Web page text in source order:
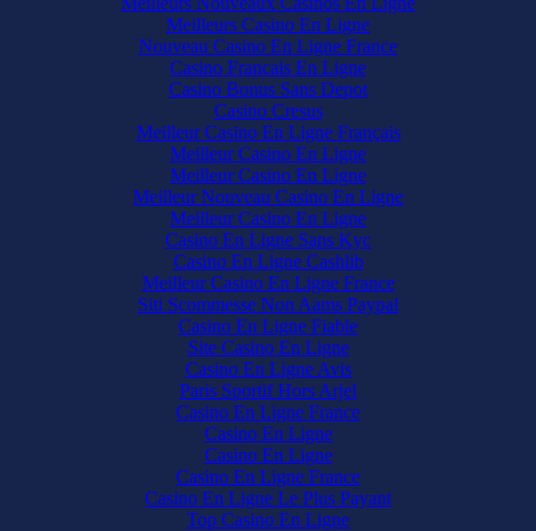
Meilleurs Casino En Ligne
Nouveau Casino En Ligne France
Casino Francais En Ligne
Casino Bonus Sans Depot
Casino Cresus
Meilleur Casino En Ligne Français
Meilleur Casino En Ligne
Meilleur Casino En Ligne
Meilleur Nouveau Casino En Ligne
Meilleur Casino En Ligne
Casino En Ligne Sans Kyc
Casino En Ligne Cashlib
Meilleur Casino En Ligne France
Siti Scommesse Non Aams Paypal
Casino En Ligne Fiable
Site Casino En Ligne
Casino En Ligne Avis
Paris Sportif Hors Arjel
Casino En Ligne France
Casino En Ligne
Casino En Ligne
Casino En Ligne France
Casino En Ligne Le Plus Payant
Top Casino En Ligne